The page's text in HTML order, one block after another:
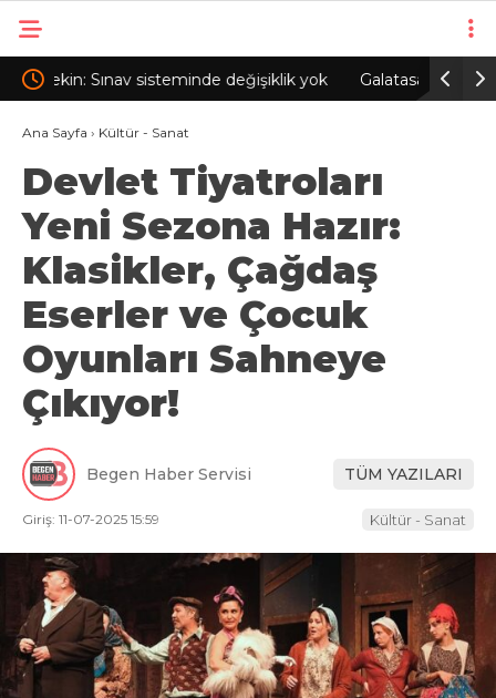
yok Galatasaray’da Eren Derdiyok dönemi: U17
Takımı’nın başına getirildi
Ana Sayfa › Kültür - Sanat
Devlet Tiyatroları
Yeni Sezona Hazır:
Klasikler, Çağdaş
Eserler ve Çocuk
Oyunları Sahneye
Çıkıyor!
Begen Haber Servisi TÜM YAZILARI
Giriş: 11-07-2025 15:59 Kültür - Sanat